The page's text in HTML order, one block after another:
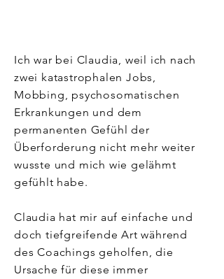
Ich war bei Claudia, weil ich nach
zwei katastrophalen Jobs,
Mobbing, psychosomatischen
Erkrankungen und dem
permanenten Gefühl der
Überforderung nicht mehr weiter
wusste und mich wie gelähmt
gefühlt habe.
Claudia hat mir auf einfache und
doch tiefgreifende Art während
des Coachings geholfen, die
Ursache für diese immer